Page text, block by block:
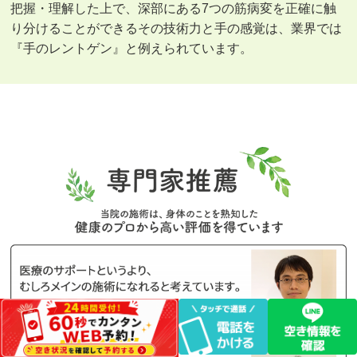
把握・理解した上で、深部にある7つの筋病変を正確に触
り分けることができるその技術力と手の感覚は、業界では
『手のレントゲン』と例えられています。